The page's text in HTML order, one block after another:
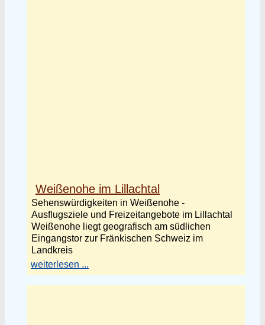
Weißenohe im Lillachtal
Sehenswürdigkeiten in Weißenohe -
Ausflugsziele und Freizeitangebote im Lillachtal
Weißenohe liegt geografisch am südlichen
Eingangstor zur Fränkischen Schweiz im
Landkreis
weiterlesen ...